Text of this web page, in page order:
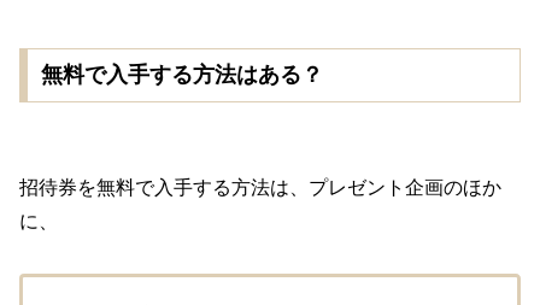
無料で入手する方法はある？
招待券を無料で入手する方法は、プレゼント企画のほか
に、